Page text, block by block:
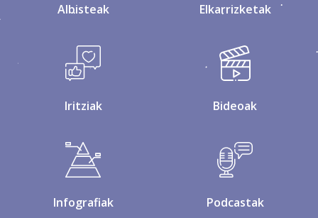
Albisteak Elkarrizketak
Iritziak Bideoak
Infografiak Podcastak